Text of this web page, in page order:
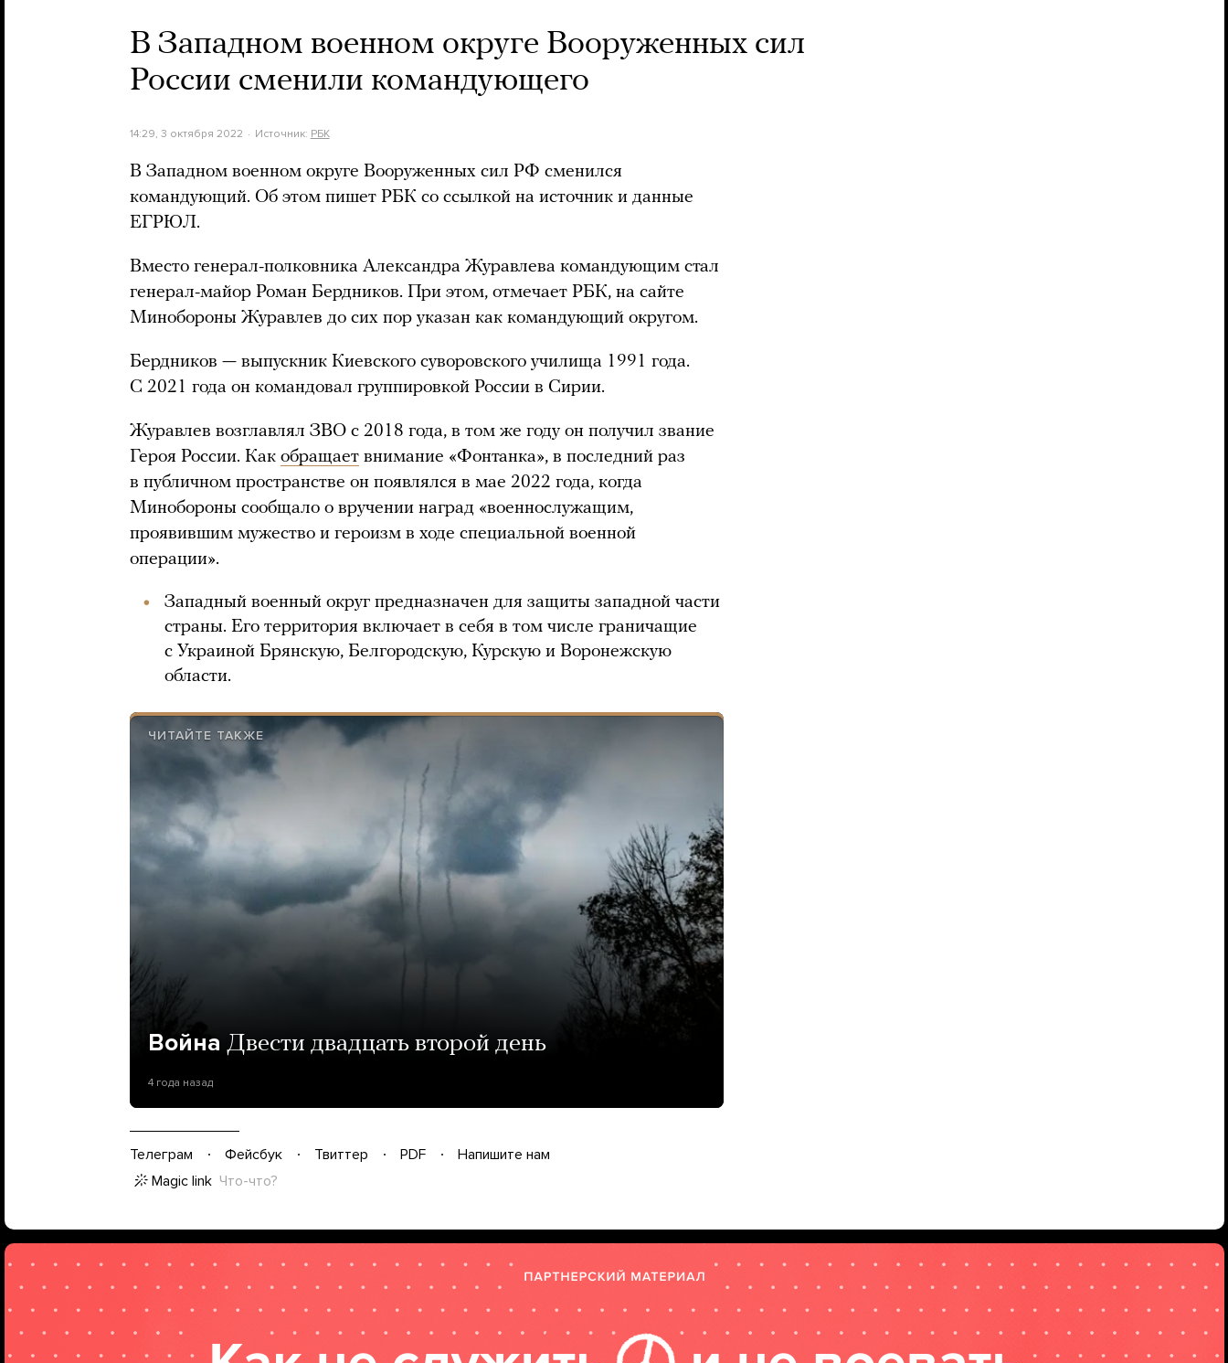
В Западном военном округе Вооруженных сил
России сменили командующего
14:29, 3 октября 2022 Источник: РБК
В Западном военном округе Вооруженных сил РФ сменился
командующий. Об этом пишет РБК со ссылкой на источник и данные
ЕГРЮЛ.
Вместо генерал-полковника Александра Журавлева командующим стал
генерал-майор Роман Бердников. При этом, отмечает РБК, на сайте
Минобороны Журавлев до сих пор указан как командующий округом.
Бердников — выпускник Киевского суворовского училища 1991 года.
С 2021 года он командовал группировкой России в Сирии.
Журавлев возглавлял ЗВО с 2018 года, в том же году он получил звание
Героя России. Как обращает внимание «Фонтанка», в последний раз
в публичном пространстве он появлялся в мае 2022 года, когда
Минобороны сообщало о вручении наград «военнослужащим,
проявившим мужество и героизм в ходе специальной военной
операции».
Западный военный округ предназначен для защиты западной части
страны. Его территория включает в себя в том числе граничащие
с Украиной Брянскую, Белгородскую, Курскую и Воронежскую
области.
ЧИТАЙТЕ ТАКЖЕ
Война Двести двадцать второй день
4 года назад
Телеграм Фейсбук Твиттер PDF
Напишите нам
Magic link Что-что?